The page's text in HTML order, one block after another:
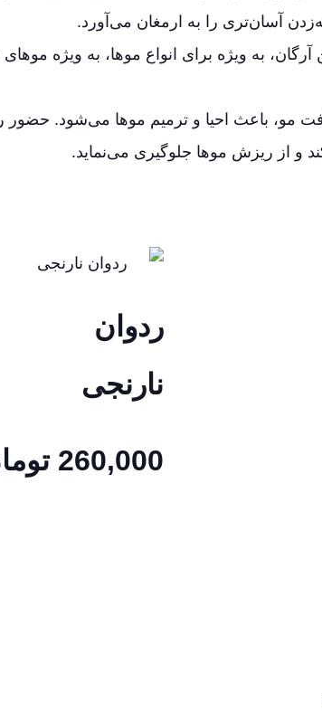
آسان‌تری را به ارمغان می‌آورد.
با حاوی ۹۵ درصد روغن آرگان، به ویژه برای انواع موها،
مو، باعث احیا و ترمیم موها می‌شود. حضور
و از ریزش موها جلوگیری می‌نماید.
ردوان
نارنجی
260,000